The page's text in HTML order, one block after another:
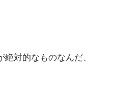
対的なものなんだ、